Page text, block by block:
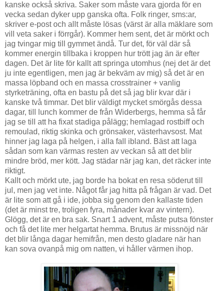
kanske också skriva. Saker som måste vara gjorda för en
vecka sedan dyker upp ganska ofta. Folk ringer, sms:ar,
skriver e-post och allt måste lösas (värst är alla mäklare som
vill veta saker i förrgår). Kommer hem sent, det är mörkt och
jag tvingar mig till gymmet ändå. Tur det, för väl där så
kommer energin tillbaka i kroppen hur trött jag än är efter
dagen. Det är lite för kallt att springa utomhus (nej det är det
ju inte egentligen, men jag är bekväm av mig) så det är en
massa löpband och en massa crosstrainer + vanlig
styrketräning, ofta en bastu på det så jag blir kvar där i
kanske två timmar. Det blir väldigt mycket smörgås dessa
dagar, till lunch kommer de från Widerbergs, hemma så får
jag se till att ha fixat stadiga pålägg; hemlagad rostbiff och
remoulad, riktig skinka och grönsaker, västerhavsost. Mat
hinner jag laga på helgen, i alla fall ibland. Bäst att laga
sådan som kan värmas resten av veckan så att det blir
mindre bröd, mer kött. Jag städar när jag kan, det räcker inte
riktigt.
Kallt och mörkt ute, jag borde ha bokat en resa söderut till
jul, men jag vet inte. Något får jag hitta på frågan är vad. Det
är lite som att gå i ide, jobba sig genom den kallaste tiden
(det är minst tre, troligen fyra, månader kvar av vintern).
Glögg, det är en bra sak. Snart 1 advent, måste putsa fönster
och få det lite mer helgartat hemma. Brutus är missnöjd när
det blir långa dagar hemifrån, men desto gladare när han
kan sova ovanpå mig om natten, vi håller värmen ihop.